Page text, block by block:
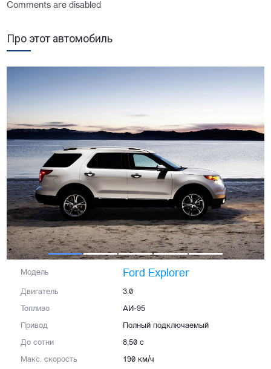
Comments are disabled
Про этот автомобиль
Модель Ford Explorer
Двигатель 3.0
Топливо АИ-95
Привод Полный подключаемый
До сотни 8,50 с
Макс. скорость 190 км/ч